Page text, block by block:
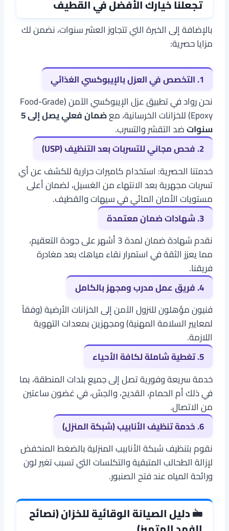
تجعلنا خيارك الأفضل في القطيف
بالإضافة إلى الخبرة التي تتجاوز العشر سنوات، نضمن لك
مزايا حصرية:
1. التخصص في العزل بالإيبوكسي الغذائي
نحن رواد في تطبيق عزل الإيبوكسي الآمن (Food-Grade
Epoxy) للخزانات الخرسانية، مع
ضمان فعلي يصل إلى 5
سنواتضد التقشر والتسرب.
2. فحص مجاني للتسربات بعد التنظيف (USP)
خدمتنا الحصرية: استخدام كاميرات حرارية للكشف عن أي
تسربات مجهرية بعد الانتهاء من الغسيل، لضمان أعلى
مستويات الأمان المائي في سيهات والقطيف.
3. شهادات ضمان معتمدة
نقدم شهادة ضمان لمدة 3 أشهر على جودة التعقيم،
مما يعزز الثقة في استمرار نقاء مياهك بعد مغادرة
فريقنا.
4. فريق عمل مدرب ومجهز بالكامل
فنيون مؤهلون للنزول الآمن إلى الخزانات الأرضية (وفقاً
لمعايير السلامة المهنية) ومجهزين بمعدات التهوية
اللازمة.
5. تغطية شاملة لكافة الأحياء
خدمة سريعة وفورية تصل إلى جميع بلدات المنطقة، بما
في ذلك أم الحمام، القديح، والجش، في غضون ساعتين
من الاتصال.
6. خدمة تنظيف الأنابيب (شبكة المنزل)
نقوم بتنظيف شبكة الأنابيب المنزلية بالضغط المنخفض
لإزالة الطحالب المتبقية والتكلسات التي تسبب تغير لون
ورائحة المياه عند فتح الصنبور.
🖮 دليل الصيانة الوقائية للخزان (نصائح